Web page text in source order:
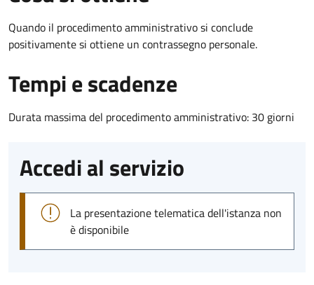
Quando il procedimento amministrativo si conclude
positivamente si ottiene un contrassegno personale.
Tempi e scadenze
Durata massima del procedimento amministrativo: 30 giorni
Accedi al servizio
La presentazione telematica dell'istanza non
è disponibile